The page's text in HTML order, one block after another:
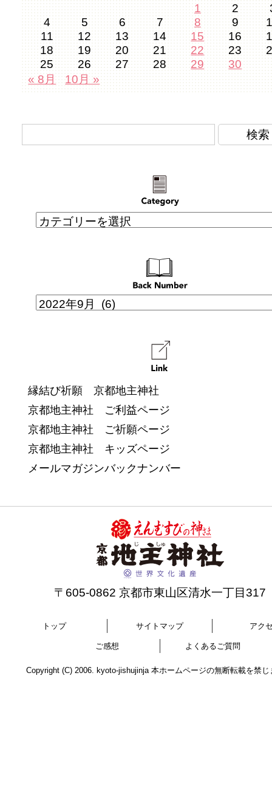
1
2
4
5 6 7 8 9
11
12 13 14 15 16
18
19 20 21 22 23
25
26 27 28 29
30
« 8月
10月 »
縁結び祈願 京都地主神社
京都地主神社 ご利益ページ
京都地主神社 ご祈願ページ
京都地主神社 キッズページ
メールマガジンバックナンバー
〒605-0862 京都市東山区清水一丁目317
トップ サイトマップ アク
ご感想 よくあるご質問
Copyright (C) 2006. kyoto-jishujinja 本ホームページの無断転載を禁じ